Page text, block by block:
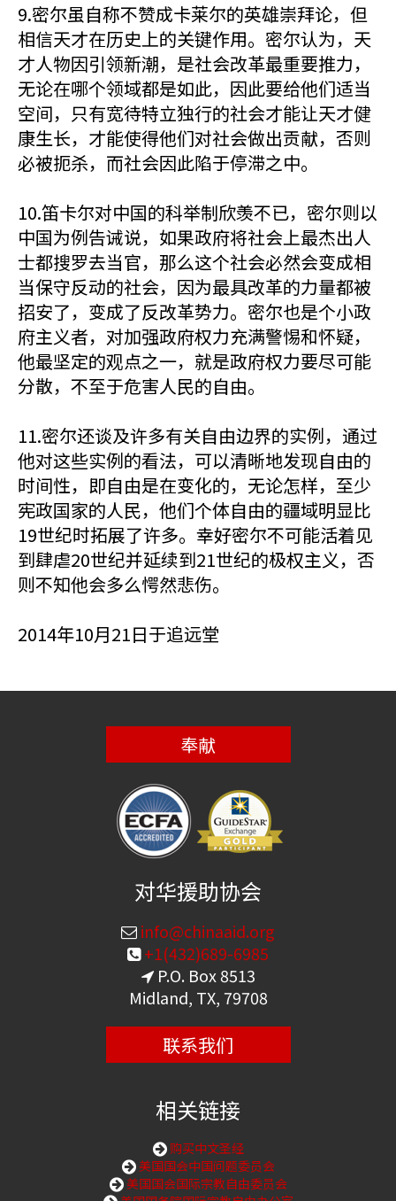
9.密尔虽自称不赞成卡莱尔的英雄崇拜论，但
相信天才在历史上的关键作用。密尔认为，天
才人物因引领新潮，是社会改革最重要推力，
无论在哪个领域都是如此，因此要给他们适当
空间，只有宽待特立独行的社会才能让天才健
康生长，才能使得他们对社会做出贡献，否则
必被扼杀，而社会因此陷于停滞之中。
10.笛卡尔对中国的科举制欣羡不已，密尔则以
中国为例告诫说，如果政府将社会上最杰出人
士都搜罗去当官，那么这个社会必然会变成相
当保守反动的社会，因为最具改革的力量都被
招安了，变成了反改革势力。密尔也是个小政
府主义者，对加强政府权力充满警惕和怀疑，
他最坚定的观点之一，就是政府权力要尽可能
分散，不至于危害人民的自由。
11.密尔还谈及许多有关自由边界的实例，通过
他对这些实例的看法，可以清晰地发现自由的
时间性，即自由是在变化的，无论怎样，至少
宪政国家的人民，他们个体自由的疆域明显比
19世纪时拓展了许多。幸好密尔不可能活着见
到肆虐20世纪并延续到21世纪的极权主义，否
则不知他会多么愕然悲伤。
2014年10月21日于追远堂
奉献
对华援助协会
info@chinaaid.org
+1(432)689-6985
P.O. Box 8513
Midland, TX, 79708
联系我们
相关链接
购买中文圣经
美国国会中国问题委员会
美国国会国际宗教自由委员会